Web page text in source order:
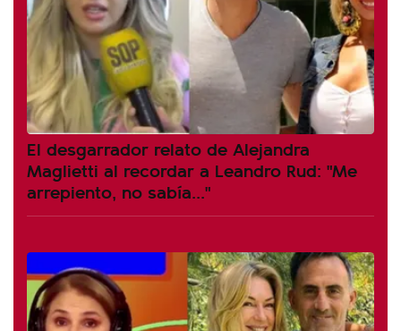
El desgarrador relato de Alejandra
Maglietti al recordar a Leandro Rud: "Me
arrepiento, no sabía..."